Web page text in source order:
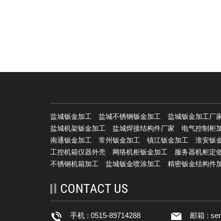
盐城钣金加工 盐城不锈钢钣金加工
盐城钣金加工厂
盐城机架钣金加工
盐城焊接结构件厂家
电气控制柜
南通钣金加工
常州钣金加工 镇江钣金加工
淮安钣
工控机箱仪器外壳
网络机柜钣金加工
服务器机柜定
不锈钢机箱加工
盐城钣金喷涂加工 精密钣金结构件
CONTACT US
手机 : 0515-89714288 邮箱 :